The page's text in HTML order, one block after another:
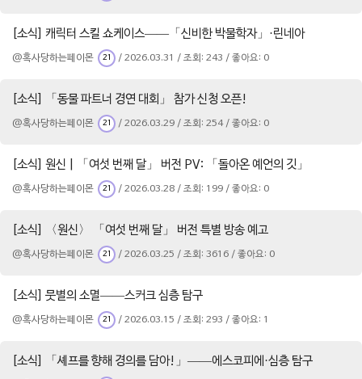
[소식] 캐릭터 스킬 쇼케이스——「신비한 박물학자」·린네아
@혹사당하는페이몬 21 / 2026.03.31 / 조회: 243 / 좋아요: 0
[소식] 「동물 파트너 경연 대회」 참가 신청 오픈!
@혹사당하는페이몬 21 / 2026.03.29 / 조회: 254 / 좋아요: 0
[소식] 원신 | 「여섯 번째 달」 버전 PV: 「돌아온 예언의 깃」
@혹사당하는페이몬 21 / 2026.03.28 / 조회: 199 / 좋아요: 0
[소식] 〈원신〉 「여섯 번째 달」 버전 특별 방송 예고
@혹사당하는페이몬 21 / 2026.03.25 / 조회: 3616 / 좋아요: 0
[소식] 뭇별의 소멸——스커크 심층 탐구
@혹사당하는페이몬 21 / 2026.03.15 / 조회: 293 / 좋아요: 1
[소식] 「셰프를 향해 경의를 담아!」——에스코피에·심층 탐구